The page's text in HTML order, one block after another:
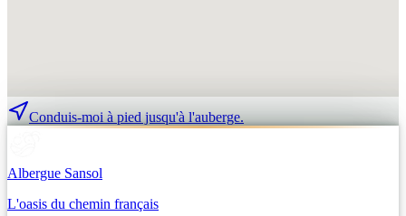
Conduis-moi à pied jusqu'à l'auberge.
Albergue Sansol
L'oasis du chemin français